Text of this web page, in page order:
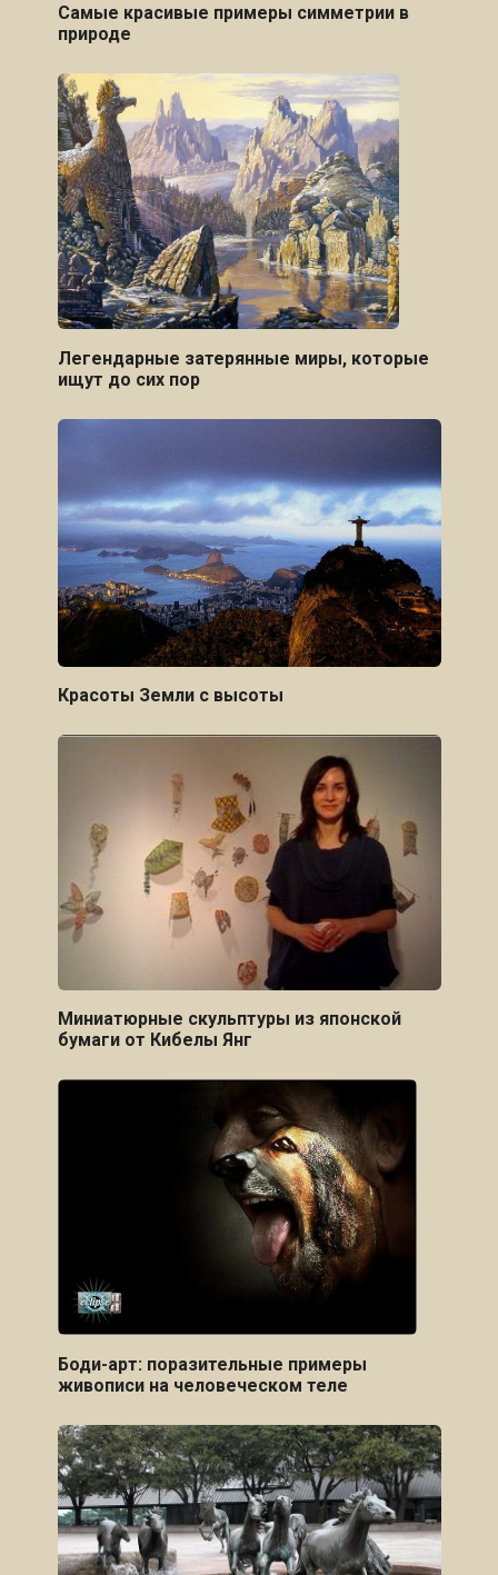
Самые красивые примеры симметрии в
природе
Легендарные затерянные миры, которые
ищут до сих пор
Красоты Земли с высоты
Миниатюрные скульптуры из японской
бумаги от Кибелы Янг
Боди-арт: поразительные примеры
живописи на человеческом теле